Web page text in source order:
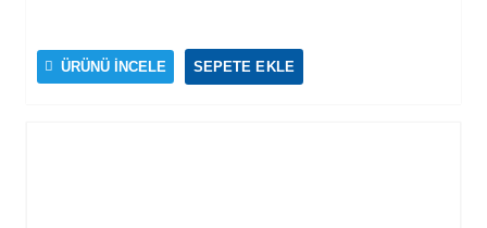
ÜRÜNÜ İNCELE SEPETE EKLE